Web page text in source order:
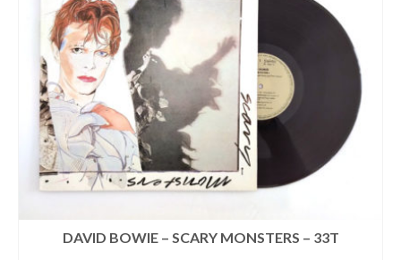
DAVID BOWIE – SCARY MONSTERS – 33T